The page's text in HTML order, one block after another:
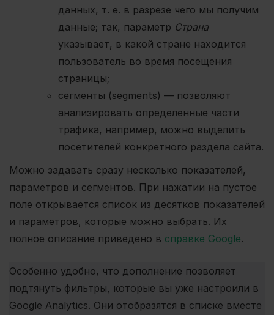
данных, т. е. в разрезе чего мы получим
данные; так, параметр Страна
указывает, в какой стране находится
пользователь во время посещения
страницы;
сегменты (segments) — позволяют
анализировать определенные части
трафика, например, можно выделить
посетителей конкретного раздела сайта.
Можно задавать сразу несколько показателей,
параметров и сегментов. При нажатии на пустое
поле открывается список из десятков показателей
и параметров, которые можно выбрать. Их
полное описание приведено в справке Google.
Особенно удобно, что дополнение позволяет
подтянуть фильтры, которые вы уже настроили в
Google Analytics. Они отобразятся в списке вместе